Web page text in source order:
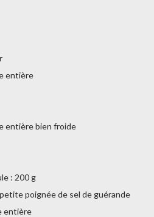
entière
entière bien froide
: 200 g
poignée de sel de guérande
entière